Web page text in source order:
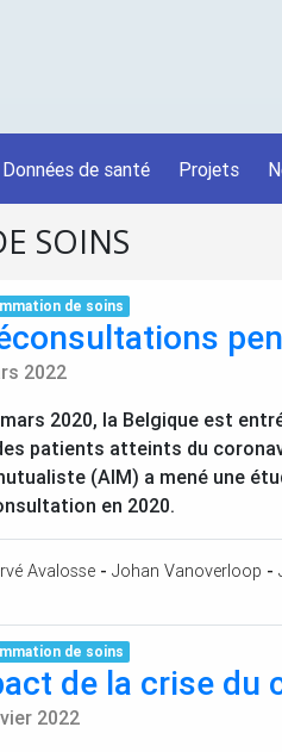
Données de santé Projets
SOINS
de soins
2022
2020, la Belgique est
patients atteints du
(AIM) a mené une
en 2020.
Avalosse - Johan Vanoverloop -
de soins
de la crise du
2022